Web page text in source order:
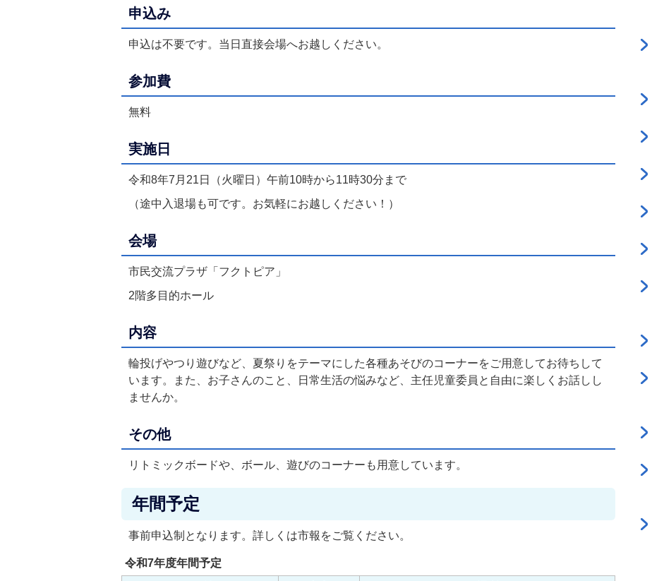
申込み
申込は不要です。当日直接会場へお越しください。
参加費
無料
実施日
令和8年7月21日（火曜日）午前10時から11時30分まで
（途中入退場も可です。お気軽にお越しください！）
会場
市民交流プラザ「フクトピア」
2階多目的ホール
内容
輪投げやつり遊びなど、夏祭りをテーマにした各種あそびのコーナーをご用意してお待ちして
います。また、お子さんのこと、日常生活の悩みなど、主任児童委員と自由に楽しくお話しし
ませんか。
その他
リトミックボードや、ボール、遊びのコーナーも用意しています。
年間予定
事前申込制となります。詳しくは市報をご覧ください。
令和7年度年間予定